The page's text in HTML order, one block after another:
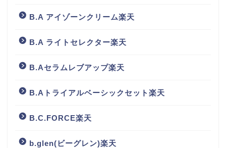
B.A アイゾーンクリーム楽天
B.A ライトセレクター楽天
B.Aセラムレブアップ楽天
B.Aトライアルベーシックセット楽天
B.C.FORCE楽天
b.glen(ビーグレン)楽天